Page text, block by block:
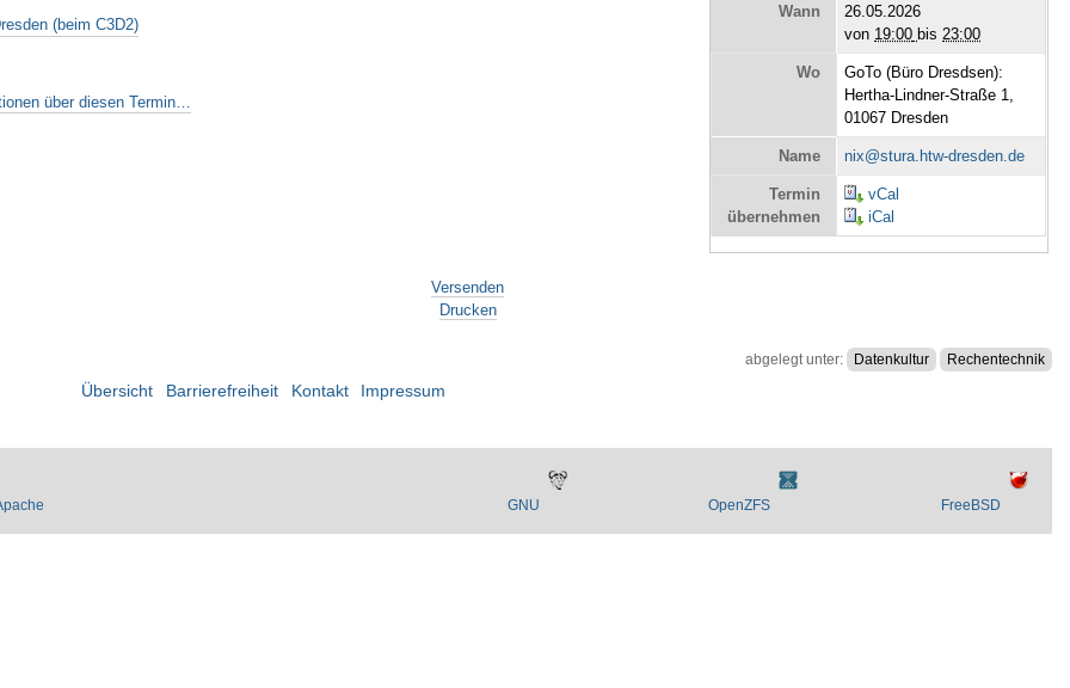
Wann
26.05.2026
von 19:00 bis 23:00
Wo
GoTo (Büro Dresdsen):
Hertha-Lindner-Straße 1,
01067 Dresden
Name nix@stura.htw-dresden.de
Termin
übernehmen
vCal
iCal
über diesen Termin…
Versenden
Drucken
abgelegt unter: Datenkultur Rechentechnik
Übersicht Barrierefreiheit Kontakt Impressum
GNU OpenZFS FreeBSD